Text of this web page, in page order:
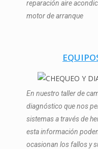
reparación aire
motor de arranque
En nuestro taller de
diagnóstico que nos
sistemas a través de
esta información
ocasionan los fallos y